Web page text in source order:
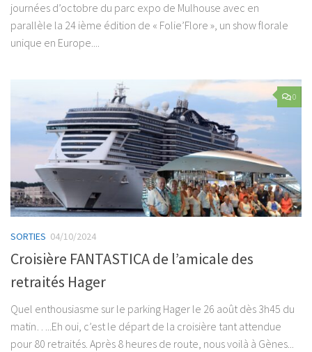
journées d’octobre du parc expo de Mulhouse avec en
parallèle la 24 ième édition de « Folie’Flore », un show florale
unique en Europe....
0
SORTIES 04/10/2024
Croisière FANTASTICA de l’amicale des
retraités Hager
Quel enthousiasme sur le parking Hager le 26 août dès 3h45 du
matin…..Eh oui, c’est le départ de la croisière tant attendue
pour 80 retraités. Après 8 heures de route, nous voilà à Gènes...